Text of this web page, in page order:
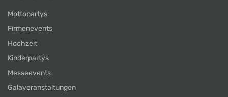
Mottopartys
Firmenevents
Hochzeit
Kinderpartys
Messeevents
Galaveranstaltungen